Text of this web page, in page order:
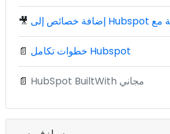
🎥
📄 خطوات تكامل Hubspot
📄 HubSpot BuiltWith مجاني